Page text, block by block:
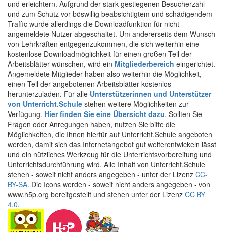
und erleichtern. Aufgrund der stark gestiegenen Besucherzahl
und zum Schutz vor böswillig beabsichtigtem und schädigendem
Traffic wurde allerdings die Downloadfunktion für nicht
angemeldete Nutzer abgeschaltet. Um andererseits dem Wunsch
von Lehrkräften entgegenzukommen, die sich weiterhin eine
kostenlose Downloadmöglichkeit für einen großen Teil der
Arbeitsblätter wünschen, wird ein Mitgliederbereich eingerichtet.
Angemeldete Mitglieder haben also weiterhin die Möglichkeit,
einen Teil der angebotenen Arbeitsblätter kostenlos
herunterzuladen. Für alle Unterstützerinnen und Unterstützer
von Unterricht.Schule stehen weitere Möglichkeiten zur
Verfügung. Hier finden Sie eine Übersicht dazu. Sollten Sie
Fragen oder Anregungen haben, nutzen Sie bitte die
Möglichkeiten, die Ihnen hierfür auf Unterricht.Schule angeboten
werden, damit sich das Internetangebot gut weiterentwickeln lässt
und ein nützliches Werkzeug für die Unterrichtsvorbereitung und
Unterrichtsdurchführung wird. Alle Inhalt von Unterricht.Schule
stehen - soweit nicht anders angegeben - unter der Lizenz CC-
BY-SA. Die Icons werden - soweit nicht anders angegeben - von
www.h5p.org bereitgestellt und stehen unter der Lizenz CC BY
4.0.